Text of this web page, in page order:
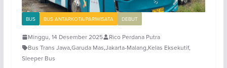
BUS BUS ANTARKOTA/PARIWISATA DEBUT
Minggu, 14 Desember 2025
Rico Perdana Putra
Bus Trans Jawa,Garuda Mas,Jakarta-Malang,Kelas Eksekutif,
Sleeper Bus